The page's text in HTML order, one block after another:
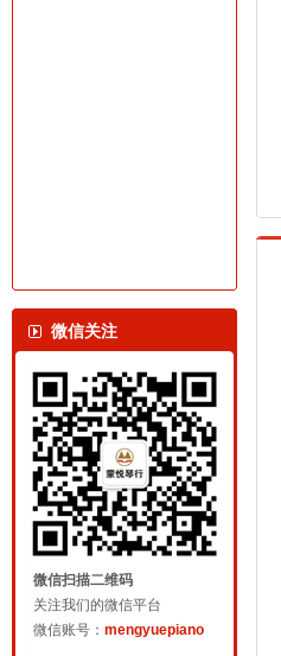
微信关注
微信扫描二维码
关注我们的微信平台
微信账号： mengyuepiano